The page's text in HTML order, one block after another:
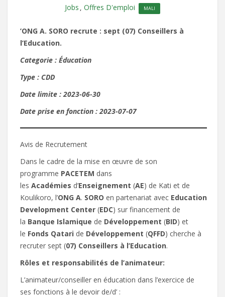
Jobs Offres D'emploi MALI
’ONG A. SORO recrute : sept (07) Conseillers à
l’Education.
Categorie : Éducation
Type : CDD
Date limite : 2023-06-30
Date prise en fonction : 2023-07-07
Avis de Recrutement
Dans le cadre de la mise en œuvre de son
programme PACETEM dans
les Académies d’Enseignement (AE) de Kati et de
Koulikoro, l’ONG A. SORO en partenariat avec Education
Development Center (EDC) sur financement de
la Banque Islamique de Développement (BID) et
le Fonds Qatari de Développement (QFFD) cherche à
recruter sept (07) Conseillers à l’Education.
Rôles et responsabilités de l’animateur:
L’animateur/conseiller en éducation dans l’exercice de
ses fonctions à le devoir de/d’ :